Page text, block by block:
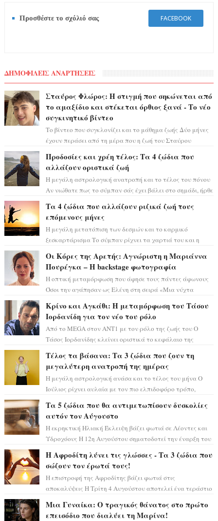
Προσθέστε το σχόλιό σας FACEBOOK
ΔΗΜΟΦΙΛΕΙΣ ΑΝΑΡΤΗΣΕΙΣ
Σταύρος Φλώρος: Η στιγμή που σηκώνεται από
το αμαξίδιο και στέκεται όρθιος ξανά - Το νέο
συγκινητικό βίντεο
Το βίντεο που συγκλονίζει και το μάθημα ζωής Δύο μήνες
έχουν περάσει από τη μέρα που η ζωή του Σταύρου
Προδοσίες και χρέη τέλος: Τα 4 ζώδια που
αλλάζουν οριστικά ζωή
Η μεγάλη αστρολογική ανατροπή και το τέλος του πόνου
Αν νιώθατε πως το σύμπαν σάς έχει βάλει στο σημάδι, ήρθε
Τα 4 ζώδια που αλλάζουν ριζικά ζωή τους
επόμενους μήνες
Η μεγάλη μετατόπιση των δεσμών και το καρμικό
ξεσκαρτάρισμα Το σύμπαν ρίχνει τα χαρτιά του και η
Οι Κόρες της Αρετής: Αγνώριστη η Μαριάννα
Πουρέγκα – H backstage φωτογραφία
Η οπτική μεταμόρφωση που άφησε τους πάντες άφωνους
Όσοι την αγάπησαν ως Ελένη στη σειρά «Μια νύχτα
Κρίνο και Αγκάθι: Η μεταμόρφωση του Τάσου
Ιορδανίδη για τον νέο του ρόλο
Από το MEGA στον ΑΝΤ1 με τον ρόλο της ζωής του Ο
Τάσος Ιορδανίδης κλείνει οριστικά το κεφάλαιο της
Τέλος τα βάσανα: Τα 3 ζώδια που ζουν τη
μεγαλύτερη ανατροπή της ημέρας
Η μεγάλη αστρολογική ανάσα και το τέλος του μήνα Ο
Ιούλιος ρίχνει αυλαία με τον πιο ελπιδοφόρο τρόπο,
Τα 5 ζώδια που θα αντιμετωπίσουν δυσκολίες
αυτόν τον Αύγουστο
Η εκρηκτική Ηλιακή Έκλειψη βάζει φωτιά σε Λέοντες και
Υδροχόους Η 12η Αυγούστου σηματοδοτεί την έναρξη του
Η Αφροδίτη λύνει τις γλώσσες - Τα 3 ζώδια που
σώζουν τον έρωτά τους!
Η επιστροφή της Αφροδίτης βάζει φωτιά στις
αποκαλύψεις Η Τρίτη 4 Αυγούστου αποτελεί ένα τεράστιο
Μια Γυναίκα: Ο τραγικός θάνατος στο πρώτο
επεισόδιο που διαλύει τη Μαρίνα!